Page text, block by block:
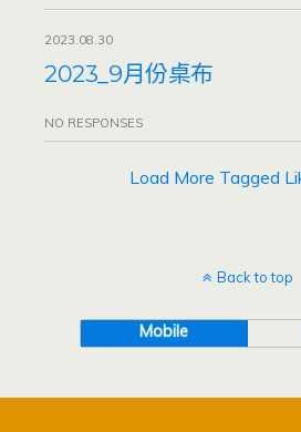
2023.08.30
2023_9月份桌布
NO RESPONSES
Load More Tagged
Back to top
Mobile